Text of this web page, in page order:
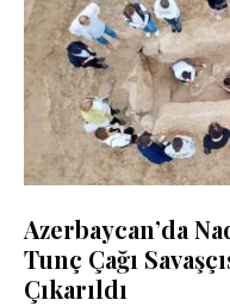
Azerbaycan’da
Tunç Çağı
Çıkarıldı